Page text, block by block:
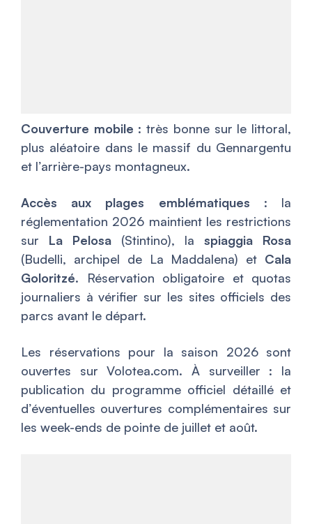
Couverture mobile : très bonne sur le littoral,
plus aléatoire dans le massif du Gennargentu
et l’arrière-pays montagneux.
Accès aux plages emblématiques : la
réglementation 2026 maintient les restrictions
sur La Pelosa (Stintino), la spiaggia Rosa
(Budelli, archipel de La Maddalena) et Cala
Goloritzé. Réservation obligatoire et quotas
journaliers à vérifier sur les sites officiels des
parcs avant le départ.
Les réservations pour la saison 2026 sont
ouvertes sur Volotea.com. À surveiller : la
publication du programme officiel détaillé et
d’éventuelles ouvertures complémentaires sur
les week-ends de pointe de juillet et août.